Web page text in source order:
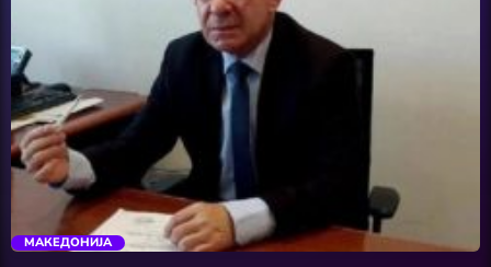
Wellness
АвтоКлуб
Балкан
trending_flat
МАКЕДОНИЈА